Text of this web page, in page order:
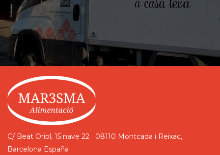
C/ Beat Oriol, 15 nave 22
08110 Montcada i Reixac,
Barcelona España